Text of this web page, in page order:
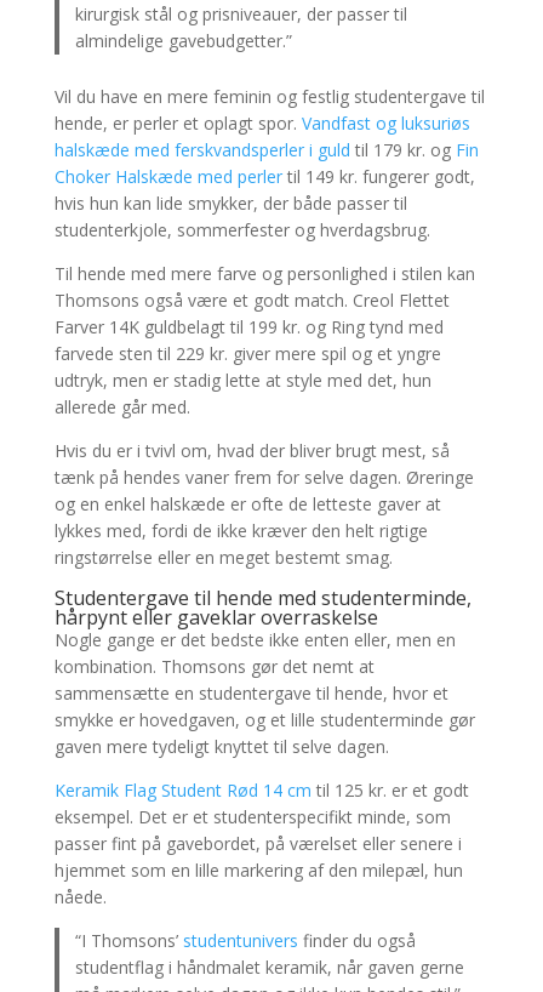
kirurgisk stål og prisniveauer, der passer til
almindelige gavebudgetter.”
Vil du have en mere feminin og festlig studentergave til
hende, er perler et oplagt spor. Vandfast og luksuriøs
halskæde med ferskvandsperler i guld til 179 kr. og Fin
Choker Halskæde med perlertil 149 kr. fungerer godt,
hvis hun kan lide smykker, der både passer til
studenterkjole, sommerfester og hverdagsbrug.
Til hende med mere farve og personlighed i stilen kan
Thomsons også være et godt match. Creol Flettet
Farver 14K guldbelagt til 199 kr. og Ring tynd med
farvede sten til 229 kr. giver mere spil og et yngre
udtryk, men er stadig lette at style med det, hun
allerede går med.
Hvis du er i tvivl om, hvad der bliver brugt mest, så
tænk på hendes vaner frem for selve dagen. Øreringe
og en enkel halskæde er ofte de letteste gaver at
lykkes med, fordi de ikke kræver den helt rigtige
ringstørrelse eller en meget bestemt smag.
Studentergave til hende med studenterminde,
hårpynt eller gaveklar overraskelse
Nogle gange er det bedste ikke enten eller, men en
kombination. Thomsons gør det nemt at
sammensætte en studentergave til hende, hvor et
smykke er hovedgaven, og et lille studenterminde gør
gaven mere tydeligt knyttet til selve dagen.
Keramik Flag Student Rød 14 cm til 125 kr. er et godt
eksempel. Det er et studenterspecifikt minde, som
passer fint på gavebordet, på værelset eller senere i
hjemmet som en lille markering af den milepæl, hun
nåede.
“I Thomsons’ studentunivers finder du også
studentflag i håndmalet keramik, når gaven gerne